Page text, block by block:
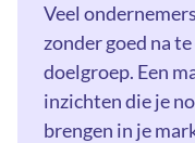
Veel
zonder goed na
doelgroep. Een
inzichten die je
brengen in je